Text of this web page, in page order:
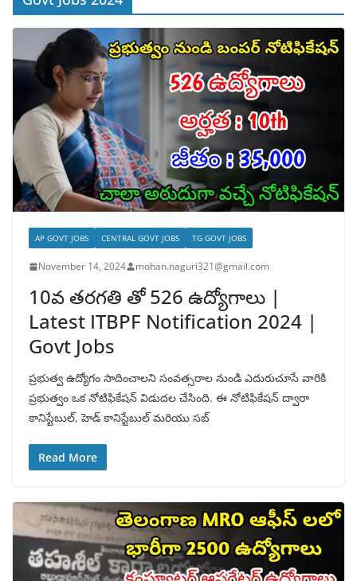
AP GOVT JOBS CENTRAL GOVT JOBS TG GOVT JOBS
November 14, 2024 mohan.naguri321@gmail.com
10వ తరగతి తో 526 ఉద్యోగాలు |
Latest ITBPF Notification 2024 |
Govt Jobs
ప్రభుత్వ ఉద్యోగం సాదించాలని సంవత్సరాల నుండి ఎదురుచూసే వారికి
ప్రభుత్వం ఒక నోటిఫికేషన్ విడుదల చేసింది. ఈ నోటిఫికేషన్ ద్వారా
కానిస్టేబుల్, హెడ్ కానిస్టేబుల్ మరియు సబ్
Read More